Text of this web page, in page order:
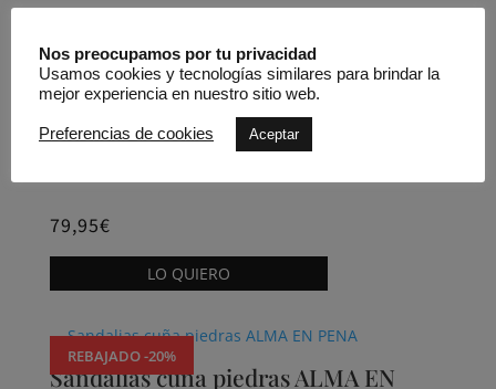
Productos relacionados
NUEVO
Top cruzado ACCESS FASHION
79,95€
LO QUIERO
Este
múltiples
variantes.
REBAJADO -20%
Sandalias cuña piedras ALMA EN
Nos preocupamos por tu privacidad
Usamos cookies y tecnologías similares para brindar la
mejor experiencia en nuestro sitio web.
Preferencias de cookies Aceptar